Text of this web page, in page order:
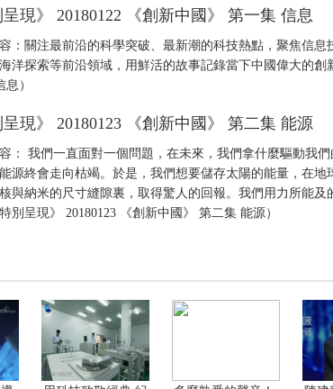
呈現》 20180122 《創新中國》 第一集 信息
：關注最前沿的科學突破、最新潮的科技熱點，聚焦信
洋探索等前沿領域，用鮮活的故事記錄當下中國偉大的創
）
呈現》 20180123 《創新中國》 第二集 能源
： 我們一直面對一個問題，在未來，我們拿什麼驅動我
源終會走向枯竭。於是，我們想要儲存太陽的能量，在
與納米的尺寸縫隙裏，取得驚人的回報。我們用力所能及
別呈現》 20180123 《創新中國》 第二集 能源）